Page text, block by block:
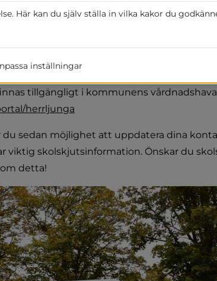
Alla som önskar
Ansökan görs via kommunens e-tjänst för ansökan om skolskjuts:
sv/herrljunga/
herrljunga
du sedan möjlighet att uppdatera dina
viktig skolskjutsinformation. Önskar du
detta!
Här kan du själv ställa in vilka kakor du
inställningar